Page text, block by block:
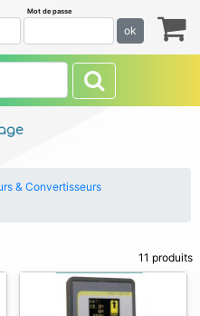
Mot de passe
ok
& Convertisseurs
11 produits